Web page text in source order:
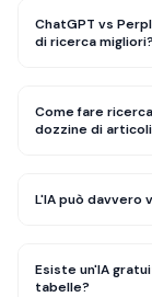
ChatGPT vs
di ricerca migliori?
Come fare
dozzine di
L'IA può davvero
Esiste un'IA
tabelle?